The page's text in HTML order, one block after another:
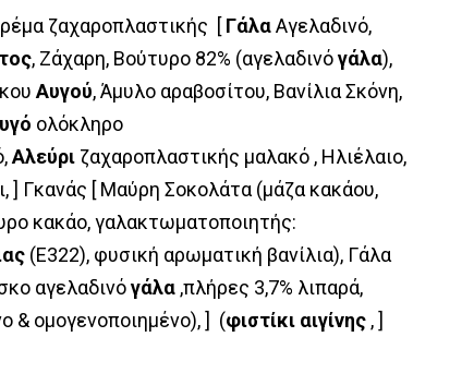
ζαχαροπλαστικής [ ΓάλαΑγελαδινό,
, Ζάχαρη, Βούτυρο 82% (αγελαδινόγάλα),
Αυγού, Άμυλο αραβοσίτου, Βανίλια Σκόνη,
ολόκληρο
Αλεύρι ζαχαροπλαστικής μαλακό , Ηλιέλαιο,
] Γκανάς [ Μαύρη Σοκολάτα (μάζα κακάου,
κακάο, γαλακτωματοποιητής:
(E322), φυσική αρωματική βανίλια), Γάλα
αγελαδινόγάλα ,πλήρες 3,7% λιπαρά,
& ομογενοποιημένο), ] (φιστίκι αιγίνης , ]